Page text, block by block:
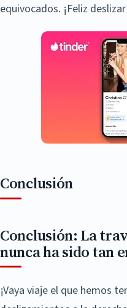
equivocados. ¡Feliz
Conclusión
Conclusión: La
nunca ha sido tan
¡Vaya viaje el que hemos